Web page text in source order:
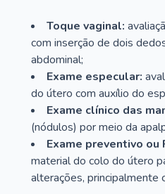
Toque vaginal:
com inserção de dois
abdominal;
Exame especular:
do útero com auxílio do
Exame clínico das
(nódulos) por meio da
Exame preventivo ou
material do colo do útero
alterações, principalmente